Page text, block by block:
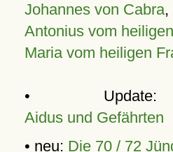
Johannes von Cabra,
Antonius vom
Maria vom heiligen
•
Aidus und Gefährten
• neu: Die 70 / 72